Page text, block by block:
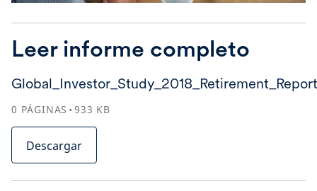
Leer informe completo
0 PÁGINAS 933 KB
Descargar